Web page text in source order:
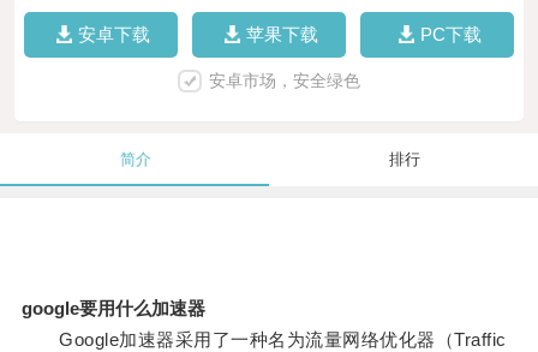
安卓下载 苹果下载 PC下载
安卓市场，安全绿色
简介 排行
google要用什么加速器
Google加速器采用了一种名为流量网络优化器（Traffic